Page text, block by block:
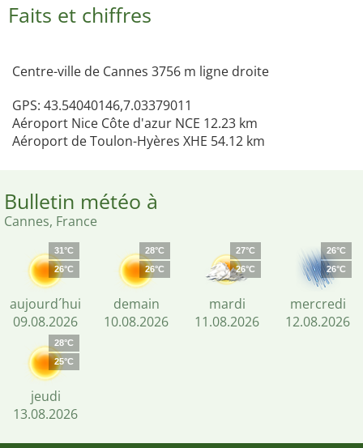
Faits et chiffres
Centre-ville de Cannes 3756 m ligne droite
GPS: 43.54040146,7.03379011
Aéroport Nice Côte d'azur NCE 12.23 km
Aéroport de Toulon-Hyères XHE 54.12 km
Bulletin météo à
Cannes, France
31°C
26°C
aujourd´hui
09.08.2026
28°C
26°C
demain
10.08.2026
27°C
26°C
mardi
11.08.2026
26°C
26°C
mercredi
12.08.2026
28°C
25°C
jeudi
13.08.2026